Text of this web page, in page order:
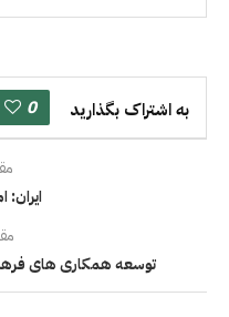
به اشتراک بگذارید 0
ایران:
توسعه همکاری های